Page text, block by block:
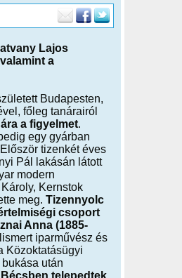
Lajos
a
Budapesten,
főleg tanárairól
a figyelmet.
egy gyárban
tizenkét éves
Pál lakásán látott
modern
Kernstok
meg. Tizennyolc
csoport
Anna (1885-
iparművész és
Közoktatásügyi
után
telepedtek